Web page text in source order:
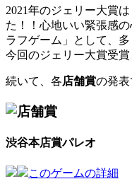
2021年のジェリー大賞は
た！！心地いい緊張感
ラフゲーム」として、
今回のジェリー大賞受賞
続いて、各店舗賞の発表
渋谷本店賞パレオ
このゲームの詳細